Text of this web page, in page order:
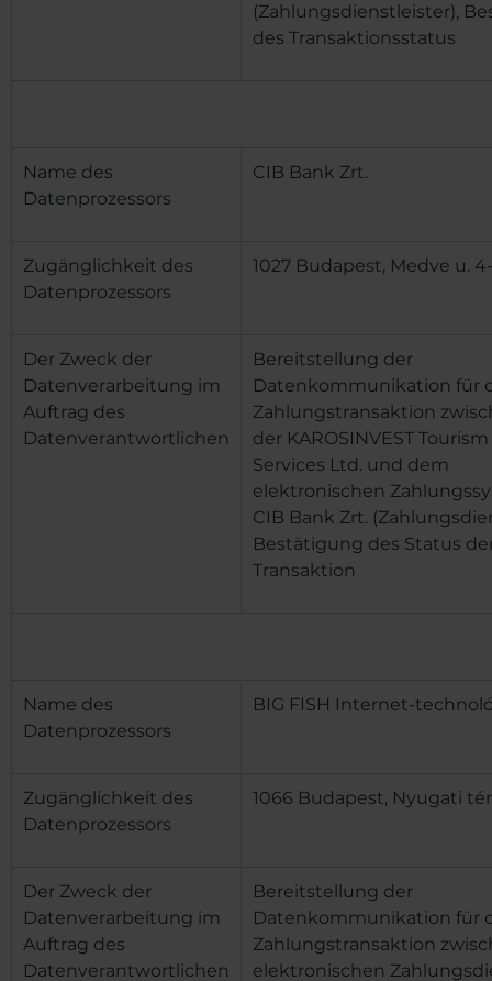
(Zahlungsdienstleister),
des Transaktionsstatus
Name des
Datenprozessors
CIB Bank Zrt.
Zugänglichkeit des
Datenprozessors
1027 Budapest, Medve u.
Der Zweck der
Datenverarbeitung im
Auftrag des
Datenverantwortlichen
Bereitstellung der
Datenkommunikation für
Zahlungstransaktion
der KAROSINVEST
Services Ltd. und dem
elektronischen
CIB Bank Zrt.
Bestätigung des Status
Transaktion
Name des
Datenprozessors
BIG FISH Internet-
Zugänglichkeit des
Datenprozessors
1066 Budapest, Nyugati tér
Der Zweck der
Datenverarbeitung im
Auftrag des
Datenverantwortlichen
Bereitstellung der
Datenkommunikation für
Zahlungstransaktion
elektronischen